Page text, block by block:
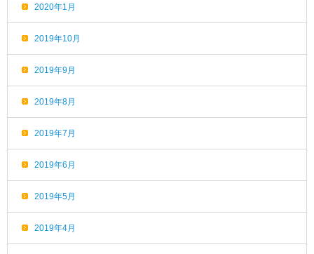
2020年1月
2019年10月
2019年9月
2019年8月
2019年7月
2019年6月
2019年5月
2019年4月